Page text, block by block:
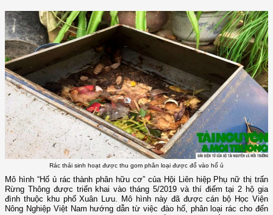
Rác thải sinh hoạt được thu gom phân loại được đổ vào hố ủ
Mô hình “Hố ủ rác thành phân hữu cơ” của Hội Liên hiệp Phụ nữ thị trấn
Rừng Thông được triển khai vào tháng 5/2019 và thí điểm tại 2 hộ gia
đình thuộc khu phố Xuân Lưu. Mô hình này đã được cán bộ Học Viện
Nông Nghiệp Việt Nam hướng dẫn từ việc đào hố, phân loại rác cho đến